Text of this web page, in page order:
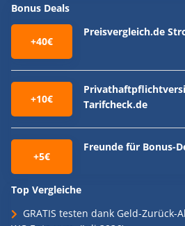
Bonus Deals
+40€
Preisvergleich.de
+10€
Tarifcheck.de
+5€
Freunde für Bonus-
Top Vergleiche
GRATIS testen dank Geld-Zurück-